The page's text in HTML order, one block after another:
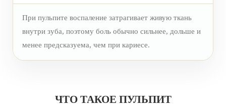
При пульпите воспаление затрагивает живую ткань
внутри зуба, поэтому боль обычно сильнее, дольше и
менее предсказуема, чем при кариесе.
ЧТО ТАКОЕ ПУЛЬПИТ